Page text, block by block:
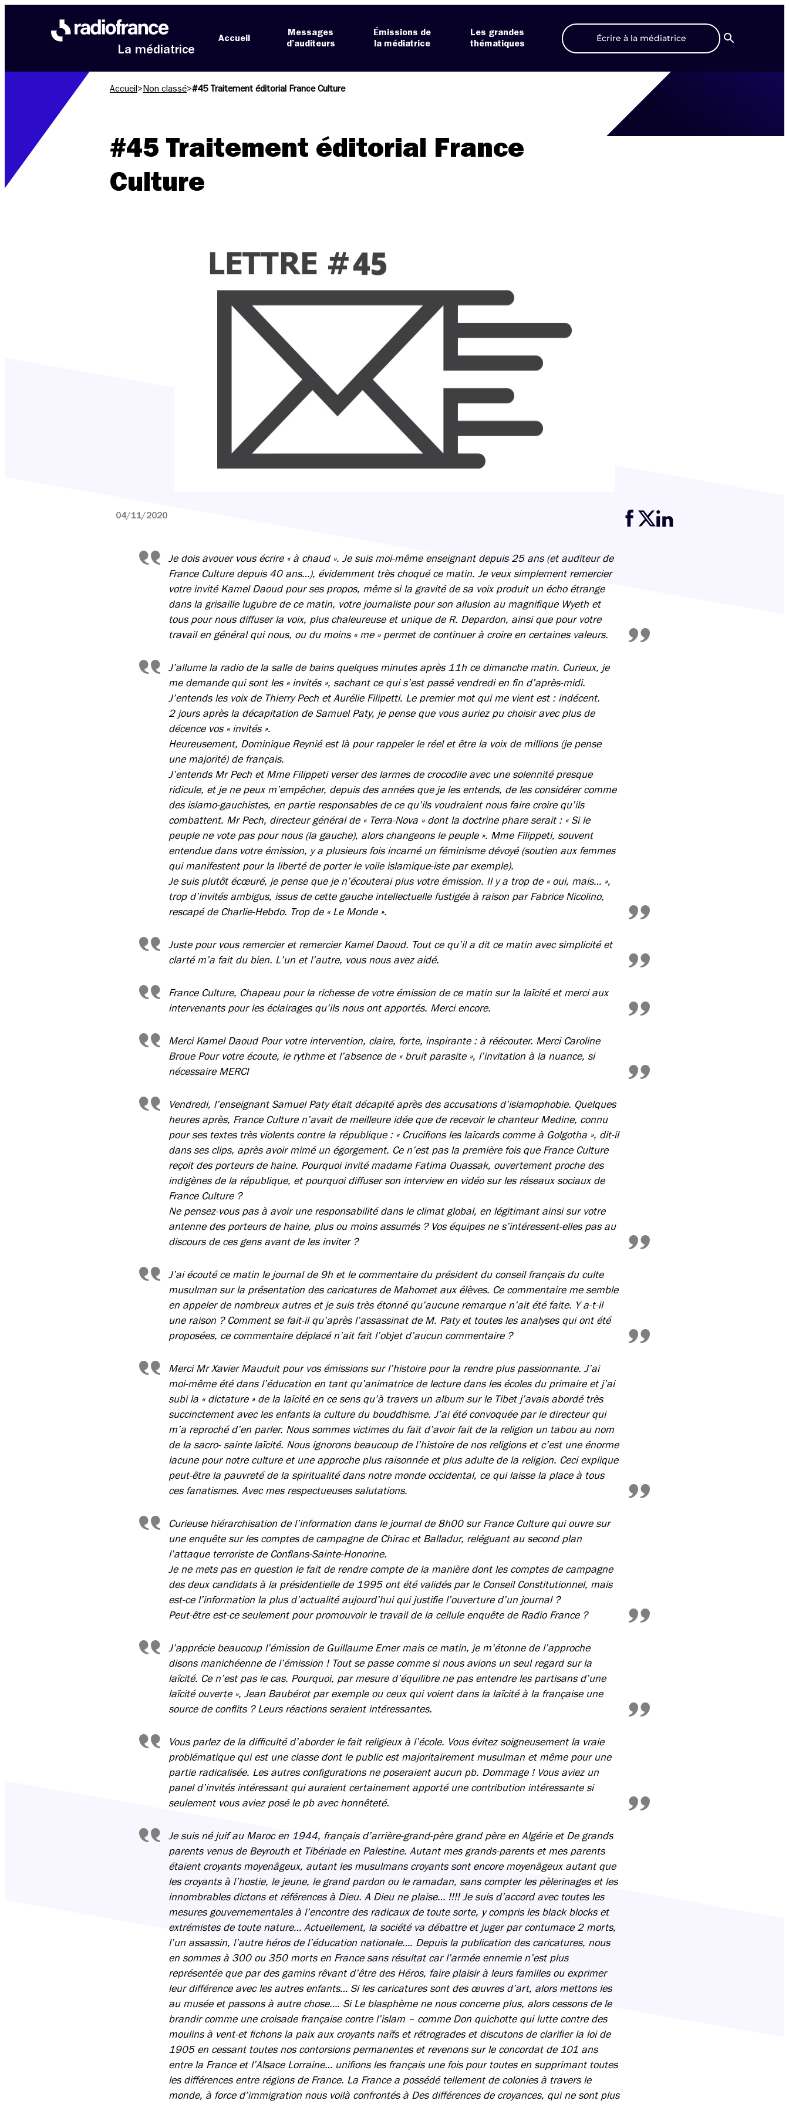
La médiatrice
Accueil
Messages
d’auditeurs
Émissions de
la médiatrice
Les grandes
thématiques
Écrire à la médiatrice
Recherche
Accueil > Non classé>#45 Traitement éditorial France Culture
#45 Traitement éditorial France
Culture
04/11/2020
Je dois avouer vous écrire « à chaud ». Je suis moi-même enseignant depuis 25 ans (et auditeur de
France Culture depuis 40 ans…), évidemment très choqué ce matin. Je veux simplement remercier
votre invité Kamel Daoud pour ses propos, même si la gravité de sa voix produit un écho étrange
dans la grisaille lugubre de ce matin, votre journaliste pour son allusion au magnifique Wyeth et
tous pour nous diffuser la voix, plus chaleureuse et unique de R. Depardon, ainsi que pour votre
travail en général qui nous, ou du moins « me » permet de continuer à croire en certaines valeurs.
J’allume la radio de la salle de bains quelques minutes après 11h ce dimanche matin. Curieux, je
me demande qui sont les « invités », sachant ce qui s’est passé vendredi en fin d’après-midi.
J’entends les voix de Thierry Pech et Aurélie Filipetti. Le premier mot qui me vient est : indécent.
2 jours après la décapitation de Samuel Paty, je pense que vous auriez pu choisir avec plus de
décence vos « invités ».
Heureusement, Dominique Reynié est là pour rappeler le réel et être la voix de millions (je pense
une majorité) de français.
J’entends Mr Pech et Mme Filippeti verser des larmes de crocodile avec une solennité presque
ridicule, et je ne peux m’empêcher, depuis des années que je les entends, de les considérer comme
des islamo-gauchistes, en partie responsables de ce qu’ils voudraient nous faire croire qu’ils
combattent. Mr Pech, directeur général de « Terra-Nova » dont la doctrine phare serait : « Si le
peuple ne vote pas pour nous (la gauche), alors changeons le peuple ». Mme Filippeti, souvent
entendue dans votre émission, y a plusieurs fois incarné un féminisme dévoyé (soutien aux femmes
qui manifestent pour la liberté de porter le voile islamique-iste par exemple).
Je suis plutôt écœuré, je pense que je n’écouterai plus votre émission. Il y a trop de « oui, mais… »,
trop d’invités ambigus, issus de cette gauche intellectuelle fustigée à raison par Fabrice Nicolino,
rescapé de Charlie-Hebdo. Trop de « Le Monde ».
Juste pour vous remercier et remercier Kamel Daoud. Tout ce qu’il a dit ce matin avec simplicité et
clarté m’a fait du bien. L’un et l’autre, vous nous avez aidé.
France Culture, Chapeau pour la richesse de votre émission de ce matin sur la laïcité et merci aux
intervenants pour les éclairages qu’ils nous ont apportés. Merci encore.
Merci Kamel Daoud Pour votre intervention, claire, forte, inspirante : à réécouter. Merci Caroline
Broue Pour votre écoute, le rythme et l’absence de « bruit parasite », l’invitation à la nuance, si
nécessaire MERCI
Vendredi, l’enseignant Samuel Paty était décapité après des accusations d’islamophobie. Quelques
heures après, France Culture n’avait de meilleure idée que de recevoir le chanteur Medine, connu
pour ses textes très violents contre la république : « Crucifions les laïcards comme à Golgotha », dit-il
dans ses clips, après avoir mimé un égorgement. Ce n’est pas la première fois que France Culture
reçoit des porteurs de haine. Pourquoi invité madame Fatima Ouassak, ouvertement proche des
indigènes de la république, et pourquoi diffuser son interview en vidéo sur les réseaux sociaux de
France Culture ?
Ne pensez-vous pas à avoir une responsabilité dans le climat global, en légitimant ainsi sur votre
antenne des porteurs de haine, plus ou moins assumés ? Vos équipes ne s’intéressent-elles pas au
discours de ces gens avant de les inviter ?
J’ai écouté ce matin le journal de 9h et le commentaire du président du conseil français du culte
musulman sur la présentation des caricatures de Mahomet aux élèves. Ce commentaire me semble
en appeler de nombreux autres et je suis très étonné qu’aucune remarque n’ait été faite. Y a-t-il
une raison ? Comment se fait-il qu’après l’assassinat de M. Paty et toutes les analyses qui ont été
proposées, ce commentaire déplacé n’ait fait l’objet d’aucun commentaire ?
Merci Mr Xavier Mauduit pour vos émissions sur l’histoire pour la rendre plus passionnante. J’ai
moi-même été dans l’éducation en tant qu’animatrice de lecture dans les écoles du primaire et j’ai
subi la « dictature » de la laïcité en ce sens qu’à travers un album sur le Tibet j’avais abordé très
succinctement avec les enfants la culture du bouddhisme. J’ai été convoquée par le directeur qui
m’a reproché d’en parler. Nous sommes victimes du fait d’avoir fait de la religion un tabou au nom
de la sacro- sainte laïcité. Nous ignorons beaucoup de l’histoire de nos religions et c’est une énorme
lacune pour notre culture et une approche plus raisonnée et plus adulte de la religion. Ceci explique
peut-être la pauvreté de la spiritualité dans notre monde occidental, ce qui laisse la place à tous
ces fanatismes. Avec mes respectueuses salutations.
Curieuse hiérarchisation de l’information dans le journal de 8h00 sur France Culture qui ouvre sur
une enquête sur les comptes de campagne de Chirac et Balladur, reléguant au second plan
l’attaque terroriste de Conflans-Sainte-Honorine.
Je ne mets pas en question le fait de rendre compte de la manière dont les comptes de campagne
des deux candidats à la présidentielle de 1995 ont été validés par le Conseil Constitutionnel, mais
est-ce l’information la plus d’actualité aujourd’hui qui justifie l’ouverture d’un journal ?
Peut-être est-ce seulement pour promouvoir le travail de la cellule enquête de Radio France ?
J’apprécie beaucoup l’émission de Guillaume Erner mais ce matin, je m’étonne de l’approche
disons manichéenne de l’émission ! Tout se passe comme si nous avions un seul regard sur la
laïcité. Ce n’est pas le cas. Pourquoi, par mesure d’équilibre ne pas entendre les partisans d’une
laïcité ouverte », Jean Baubérot par exemple ou ceux qui voient dans la laïcité à la française une
source de conflits ? Leurs réactions seraient intéressantes.
Vous parlez de la difficulté d’aborder le fait religieux à l’école. Vous évitez soigneusement la vraie
problématique qui est une classe dont le public est majoritairement musulman et même pour une
partie radicalisée. Les autres configurations ne poseraient aucun pb. Dommage ! Vous aviez un
panel d’invités intéressant qui auraient certainement apporté une contribution intéressante si
seulement vous aviez posé le pb avec honnêteté.
Je suis né juif au Maroc en 1944, français d’arrière-grand-père grand père en Algérie et De grands
parents venus de Beyrouth et Tibériade en Palestine. Autant mes grands-parents et mes parents
étaient croyants moyenâgeux, autant les musulmans croyants sont encore moyenâgeux autant que
les croyants à l’hostie, le jeune, le grand pardon ou le ramadan, sans compter les pèlerinages et les
innombrables dictons et références à Dieu. A Dieu ne plaise… !!!! Je suis d’accord avec toutes les
mesures gouvernementales à l’encontre des radicaux de toute sorte, y compris les black blocks et
extrémistes de toute nature… Actuellement, la société va débattre et juger par contumace 2 morts,
l’un assassin, l’autre héros de l’éducation nationale…. Depuis la publication des caricatures, nous
en sommes à 300 ou 350 morts en France sans résultat car l’armée ennemie n’est plus
représentée que par des gamins rêvant d’être des Héros, faire plaisir à leurs familles ou exprimer
leur différence avec les autres enfants… Si les caricatures sont des œuvres d’art, alors mettons les
au musée et passons à autre chose…. Si Le blasphème ne nous concerne plus, alors cessons de le
brandir comme une croisade française contre l’islam – comme Don quichotte qui lutte contre des
moulins à vent-et fichons la paix aux croyants naïfs et rétrogrades et discutons de clarifier la loi de
1905 en cessant toutes nos contorsions permanentes et revenons sur le concordat de 101 ans
entre la France et l’Alsace Lorraine… unifions les français une fois pour toutes en supprimant toutes
les différences entre régions de France. La France a possédé tellement de colonies à travers le
monde, à force d’immigration nous voilà confrontés à Des différences de croyances, qui ne sont plus